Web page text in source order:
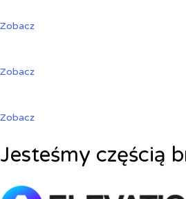
Zobacz
Zobacz
Zobacz
Jesteśmy częścią